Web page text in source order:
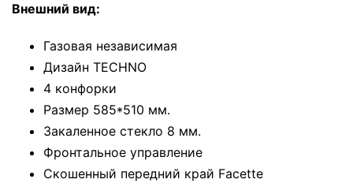
Внешний вид:
Газовая независимая
Дизайн TECHNO
4 конфорки
Размер 585*510 мм.
Закаленное стекло 8 мм.
Фронтальное управление
Скошенный передний край Facette